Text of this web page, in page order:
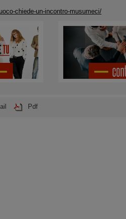
chiede-un-incontro-musumeci/
Pdf